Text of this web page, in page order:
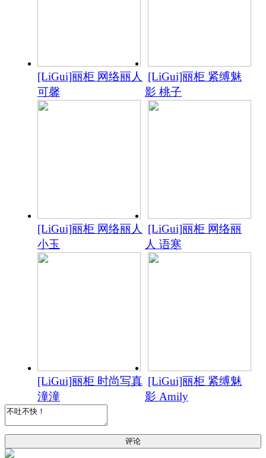
[LiGui]丽柜 网络丽人
可馨
[LiGui]丽柜 紧缚魅
影 桃子
[LiGui]丽柜 网络丽人
小玉
[LiGui]丽柜 网络丽
人 语寒
[LiGui]丽柜 时尚写真
潼潼
[LiGui]丽柜 紧缚魅
影 Amily
评论